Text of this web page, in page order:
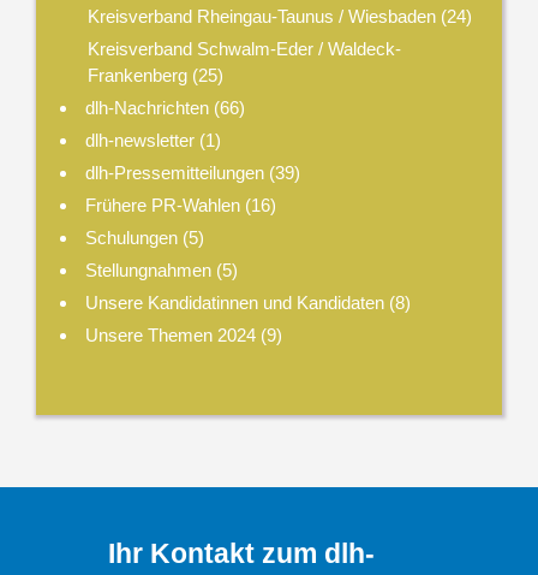
Kreisverband Rheingau-Taunus / Wiesbaden(24)
Kreisverband Schwalm-Eder / Waldeck-
Frankenberg(25)
dlh-Nachrichten (66)
dlh-newsletter (1)
dlh-Pressemitteilungen (39)
Frühere PR-Wahlen (16)
Schulungen (5)
Stellungnahmen (5)
Unsere Kandidatinnen und Kandidaten (8)
Unsere Themen 2024 (9)
Ihr Kontakt zum dlh-